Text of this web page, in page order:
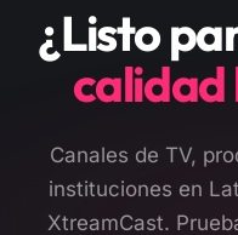
¿Listo
Canales de TV,
instituciones en
XtreamCast.